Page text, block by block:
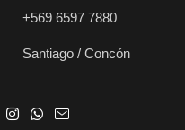
+569 6597 7880
Santiago / Concón